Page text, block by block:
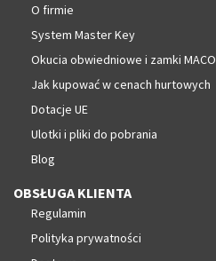
O firmie
System Master Key
Okucia obwiedniowe i zamki MACO
Jak kupować w cenach hurtowych
Dotacje UE
Ulotki i pliki do pobrania
Blog
OBSŁUGA KLIENTA
Regulamin
Polityka prywatności